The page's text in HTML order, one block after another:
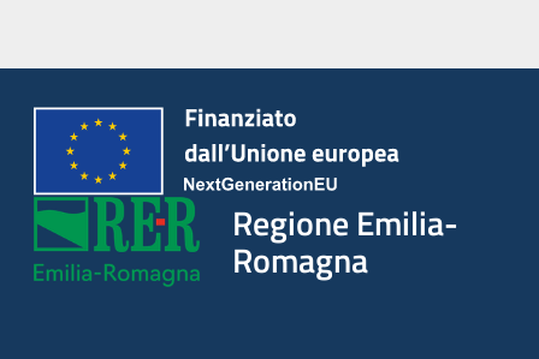
Regione
Novità
Servizi
Leggi Atti Bandi Regione Emilia-
Romagna